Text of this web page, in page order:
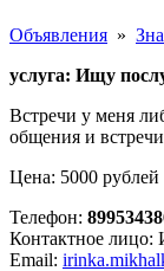
Объявления »
услуга: Ищу
Встречи у меня
общения и встречи
Цена: 5000 рублей
Телефон:
Контактное лицо:
Email: